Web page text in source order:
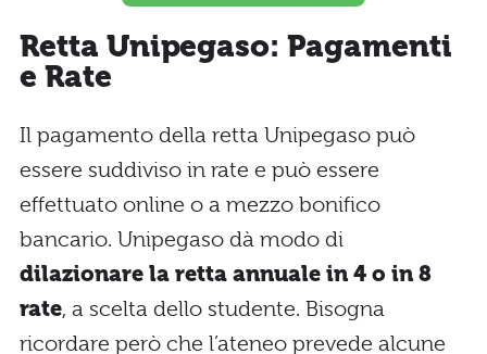
Retta Unipegaso: Pagamenti
e Rate
Il pagamento della retta Unipegaso può
essere suddiviso in rate e può essere
effettuato online o a mezzo bonifico
bancario. Unipegaso dà modo di
dilazionare la retta annuale in 4 o in 8
rate, a scelta dello studente. Bisogna
ricordare però che l’ateneo prevede alcune